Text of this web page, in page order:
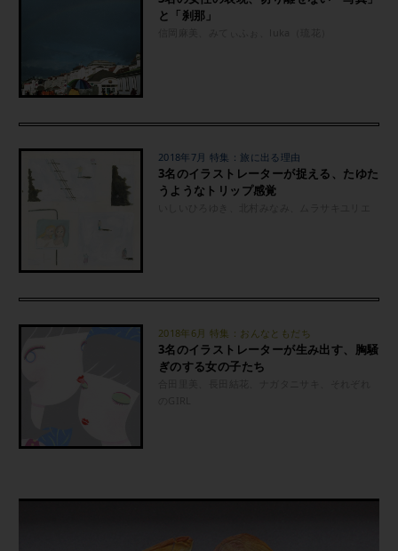
と「刹那」
2018年7月 特集：旅に出る理由
3名のイラストレーターが捉える、たゆた
うようなトリップ感覚
2018年6月 特集：おんなともだち
3名のイラストレーターが生み出す、胸騒
ぎのする女の子たち